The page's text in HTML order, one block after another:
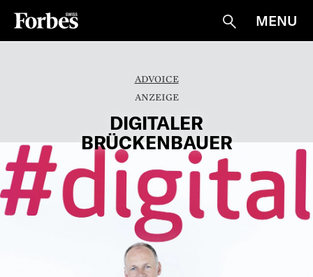
Suche
MENU
ADVOICE
DIGITALER
BRÜCKENBAUER